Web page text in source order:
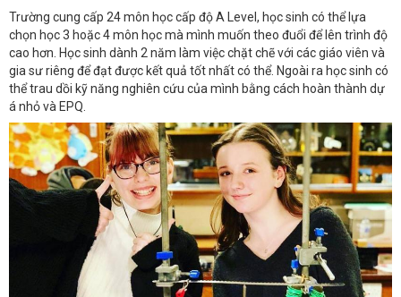
Trường cung cấp 24 môn học cấp độ A Level, học sinh có thể lựa
chọn học 3 hoặc 4 môn học mà mình muốn theo đuổi để lên trình độ
cao hơn. Học sinh dành 2 năm làm việc chặt chẽ với các giáo viên và
gia sư riêng để đạt được kết quả tốt nhất có thể. Ngoài ra học sinh có
thể trau dồi kỹ năng nghiên cứu của mình bằng cách hoàn thành dự
á nhỏ và EPQ.